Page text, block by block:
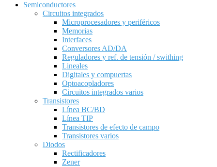
Semiconductores
Circuitos integrados
Microprocesadores y periféricos
Memorias
Interfaces
Conversores AD/DA
Reguladores y ref. de tensión / swithing
Lineales
Digitales y compuertas
Optoacopladores
Circuitos integrados varios
Transistores
Línea BC/BD
Línea TIP
Transistores de efecto de campo
Transistores varios
Diodos
Rectificadores
Zener